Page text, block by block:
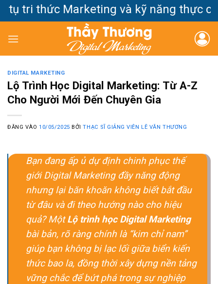
dung
thức Marketing và kỹ năng thực chiến
DIGITAL MARKETING
Lộ Trình Học Digital Marketing: Từ A-Z
Cho Người Mới Đến Chuyên Gia
ĐĂNG VÀO10/05/2025 BỞITHẠC SĨ GIẢNG VIÊN LÊ VĂN THƯƠNG
Bạn đang ấp ủ dự định chinh phục thế
giới Digital Marketing đầy năng động
nhưng lại băn khoăn không biết bắt đầu
từ đâu và đi theo hướng nào cho hiệu
quả? MộtLộ trình học Digital Marketing
bài bản, rõ ràng chính là “kim chỉ nam”
giúp bạn không bị lạc lối giữa biển kiến
thức bao la, đồng thời xây dựng nền tảng
vững chắc để bứt phá trong sự nghiệp